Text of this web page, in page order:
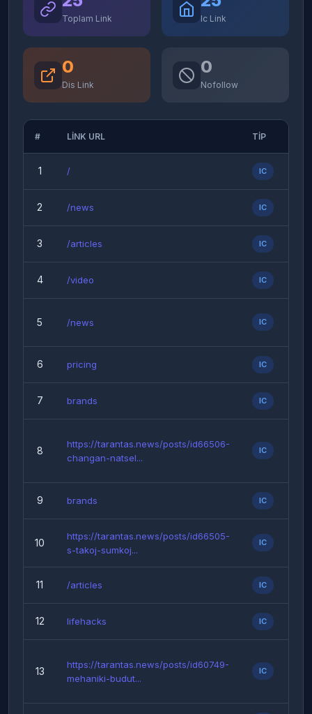
Toplam Link Ic Link
0
Dis Link
0
Nofollow
# LINK URL TIP
1 / IC
2 /news IC
3 /articles IC
4 /video IC
5 /news IC
6 pricing IC
7 brands IC
8
https://tarantas.news/posts/id66506-
changan-natsel...
IC
9 brands IC
10
https://tarantas.news/posts/id66505-
s-takoj-sumkoj...
IC
11 /articles IC
12 lifehacks IC
13
https://tarantas.news/posts/id60749-
mehaniki-budut...
IC